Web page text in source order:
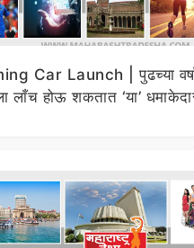
Car Launch | पुढच्या
लाँच होऊ शकतात ‘या’